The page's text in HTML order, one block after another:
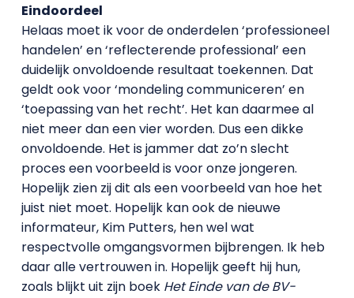
Eindoordeel
Helaas moet ik voor de onderdelen ‘professioneel
handelen’ en ‘reflecterende professional’ een
duidelijk onvoldoende resultaat toekennen. Dat
geldt ook voor ‘mondeling communiceren’ en
‘toepassing van het recht’. Het kan daarmee al
niet meer dan een vier worden. Dus een dikke
onvoldoende. Het is jammer dat zo’n slecht
proces een voorbeeld is voor onze jongeren.
Hopelijk zien zij dit als een voorbeeld van hoe het
juist niet moet. Hopelijk kan ook de nieuwe
informateur, Kim Putters, hen wel wat
respectvolle omgangsvormen bijbrengen. Ik heb
daar alle vertrouwen in. Hopelijk geeft hij hun,
zoals blijkt uit zijn boek Het Einde van de BV-